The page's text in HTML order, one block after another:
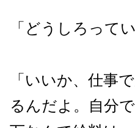
「どうしろって
「いいか、仕事
るんだよ。自分